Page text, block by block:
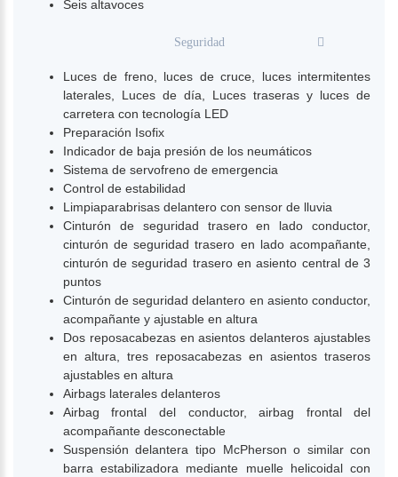
Seis altavoces
Seguridad
Luces de freno, luces de cruce, luces intermitentes
laterales, Luces de día, Luces traseras y luces de
carretera con tecnología LED
Preparación Isofix
Indicador de baja presión de los neumáticos
Sistema de servofreno de emergencia
Control de estabilidad
Limpiaparabrisas delantero con sensor de lluvia
Cinturón de seguridad trasero en lado conductor,
cinturón de seguridad trasero en lado acompañante,
cinturón de seguridad trasero en asiento central de 3
puntos
Cinturón de seguridad delantero en asiento conductor,
acompañante y ajustable en altura
Dos reposacabezas en asientos delanteros ajustables
en altura, tres reposacabezas en asientos traseros
ajustables en altura
Airbags laterales delanteros
Airbag frontal del conductor, airbag frontal del
acompañante desconectable
Suspensión delantera tipo McPherson o similar con
barra estabilizadora mediante muelle helicoidal con